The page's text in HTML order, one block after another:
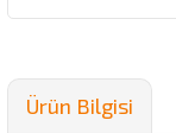
Ürün Bilgisi